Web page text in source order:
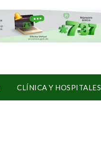
CLÍNICA Y HOSPITALES